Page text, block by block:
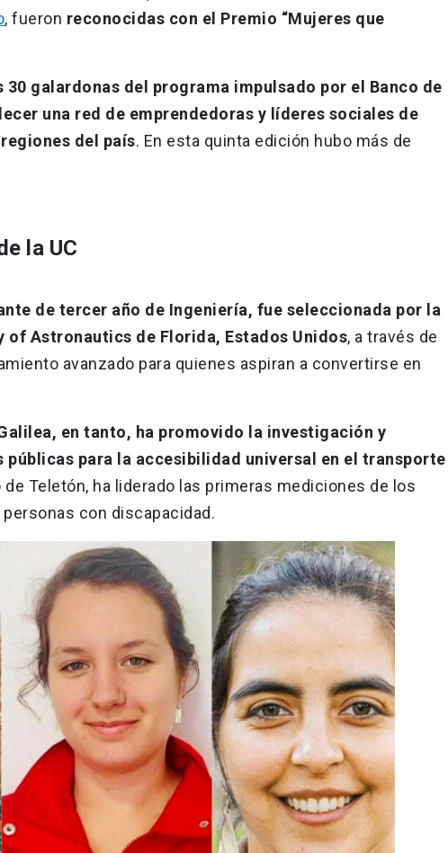
, fueron reconocidas con el Premio “Mujeres que
30 galardonas del programa impulsado por el Banco de
una red de emprendedoras y líderes sociales de
del país. En esta quinta edición hubo más de
la UC
de tercer año de Ingeniería, fue seleccionada por la
of Astronautics de Florida, Estados Unidos, a través de
avanzado para quienes aspiran a convertirse en
en tanto, ha promovido la investigación y
para la accesibilidad universal en el transporte
de Teletón, ha liderado las primeras mediciones de los
con discapacidad.